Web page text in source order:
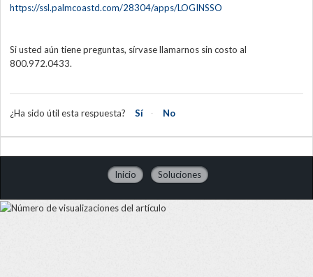
https://ssl.palmcoastd.com/28304/apps/LOGINSSO
Si usted aún tiene preguntas, sírvase llamarnos sin costo al
800.972.0433.
¿Ha sido útil esta respuesta? Sí No
Inicio Soluciones